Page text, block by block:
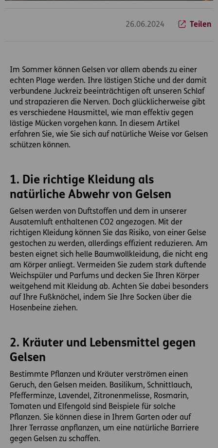
26.06.2024 Teilen
Im Sommer können Gelsen vor allem abends zu einer
echten Plage werden. Ihre lästigen Stiche und der damit
verbundene Juckreiz beeinträchtigen oft unseren Schlaf
und strapazieren die Nerven. Doch glücklicherweise gibt
es verschiedene Hausmittel, wie man effektiv gegen
lästige Mücken vorgehen kann. In diesem Artikel
erfahren Sie, wie Sie sich auf natürliche Weise vor Gelsen
schützen können.
1. Die richtige Kleidung als
natürliche Abwehr von Gelsen
Gelsen werden von Duftstoffen und dem in unserer
Ausatemluft enthaltenen CO2 angezogen. Mit der
richtigen Kleidung können Sie das Risiko, von einer Gelse
gestochen zu werden, allerdings effizient reduzieren. Am
besten eignet sich helle Baumwollkleidung, die nicht eng
am Körper anliegt. Vermeiden Sie zudem stark duftende
Weichspüler und Parfums und decken Sie Ihren Körper
weitgehend mit Kleidung ab. Achten Sie dabei besonders
auf Ihre Fußknöchel, indem Sie Ihre Socken über die
Hosenbeine ziehen.
2. Kräuter und Lebensmittel gegen
Gelsen
Bestimmte Pflanzen und Kräuter verströmen einen
Geruch, den Gelsen meiden. Basilikum, Schnittlauch,
Pfefferminze, Lavendel, Zitronenmelisse, Rosmarin,
Tomaten und Elfengold sind Beispiele für solche
Pflanzen. Sie können diese in Ihrem Garten oder auf
Ihrer Terrasse anpflanzen, um eine natürliche Barriere
gegen Gelsen zu schaffen.